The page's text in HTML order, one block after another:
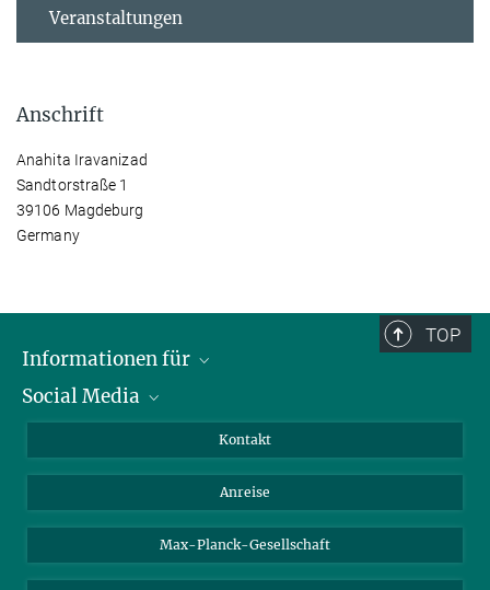
Veranstaltungen
Anschrift
Anahita Iravanizad
Sandtorstraße 1
39106 Magdeburg
Germany
TOP
Informationen für
Wissenschaftlerinnen und Wissenschaftler
Bewerberinnen und Bewerber
Medienvertreter
Schülerinnen und Schüler
Social Media
YouTube
Mastodon
Kontakt
Anreise
Max-Planck-Gesellschaft